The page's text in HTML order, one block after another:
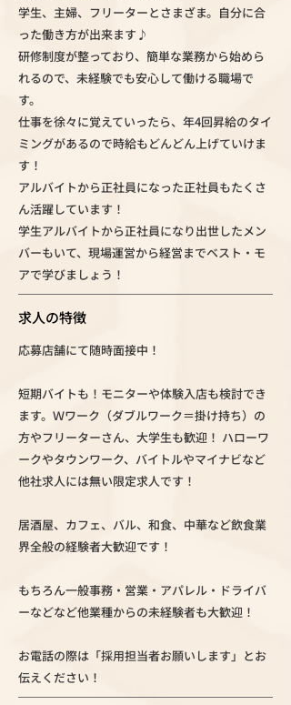
学生、主婦、フリーターとさまざま。自分に合
った働き方が出来ます♪
研修制度が整っており、簡単な業務から始めら
れるので、未経験でも安心して働ける職場で
す。
仕事を徐々に覚えていったら、年4回昇給のタイ
ミングがあるので時給もどんどん上げていけま
す！
アルバイトから正社員になった正社員もたくさ
ん活躍しています！
学生アルバイトから正社員になり出世したメン
バーもいて、現場運営から経営までベスト・モ
アで学びましょう！
求人の特徴
応募店舗にて随時面接中！
短期バイトも！モニターや体験入店も検討でき
ます。Ｗワーク（ダブルワーク＝掛け持ち）の
方やフリーターさん、大学生も歓迎！ ハローワ
ークやタウンワーク、バイトルやマイナビなど
他社求人には無い限定求人です！
居酒屋、カフェ、バル、和食、中華など飲食業
界全般の経験者大歓迎です！
もちろん一般事務・営業・アパレル・ドライバ
ーなどなど他業種からの未経験者も大歓迎！
お電話の際は「採用担当者お願いします」とお
伝えください！